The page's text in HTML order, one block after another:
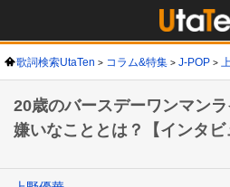
歌詞検索UtaTen コラム&特集 J-POP
20歳のバースデーワンマン
嫌いなこととは？【インタビ